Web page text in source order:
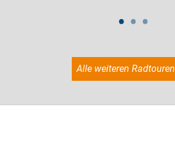
Alle weiteren Radtouren